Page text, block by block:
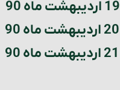
20 اردیبهشت ماه 90
21 اردیبهشت ماه 90